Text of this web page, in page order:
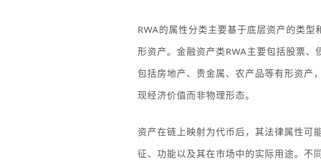
RWA的属性分类主要基于底层资产的类型
形资产。金融资产类RWA主要包括股票、
包括房地产、贵金属、农产品等有形资产
现经济价值而非物理形态。
资产在链上映射为代币后，其法律属性可
征、功能以及其在市场中的实际用途。不